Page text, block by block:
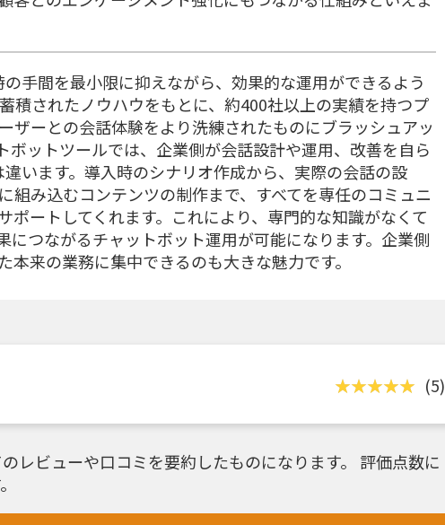
手間を最小限に抑えながら、効果的な運用ができるよう
積されたノウハウをもとに、約400社以上の実績を持つプ
ザーとの会話体験をより洗練されたものにブラッシュアッ
ボットツールでは、企業側が会話設計や運用、改善を自ら
います。導入時のシナリオ作成から、実際の会話の設
組み込むコンテンツの制作まで、すべてを専任のコミュニ
ポートしてくれます。これにより、専門的な知識がなくて
につながるチャットボット運用が可能になります。企業側
来の業務に集中できるのも大きな魅力です。
(5)
レビューや口コミを要約したものになります。 評価点数に